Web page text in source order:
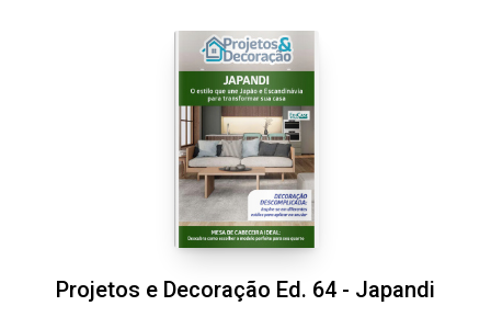
Projetos e Decoração Ed. 64 - Japandi